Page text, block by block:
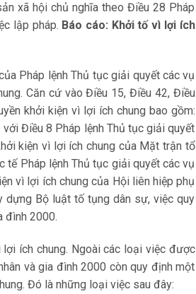
xã hội chủ nghĩa theo Điều 28 Pháp
lập pháp. Báo cáo: Khởi tố vì lợi ích
Pháp lệnh Thủ tục giải quyết các vụ
Căn cứ vào Điều 15, Điều 42, Điều
khởi kiện vì lợi ích chung bao gồm:
Điều 8 Pháp lệnh Thủ tục giải quyết
kiện vì lợi ích chung của Mặt trận tổ
tế Pháp lệnh Thủ tục giải quyết các vụ
vì lợi ích chung của Hội liên hiệp phụ
dựng Bộ luật tố tụng dân sự, việc quy
đình 2000.
ích chung. Ngoài các loại việc được
và gia đình 2000 còn quy định một
Đó là những loại việc sau đây: